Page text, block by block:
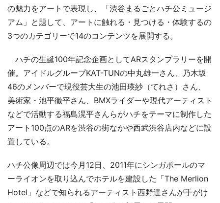
の魅力をアートで表現し、「渋谷まるごとハチ公ミュージ
アム」と題して、アートに触れる・見つける・体験するの
3つのカテゴリーで14のコンテンツを展開する。
ハチの生誕100年記念企画としてARスタンプラリーを開
催。アイドルグループKAT-TUNの中丸雄一さん、乃木坂
46のメンバーで現役芸大生の池田瑛紗（てれさ）さん、
美術家・池平徹平さん、BMXライダーや現代アーティスト
などで活動する福島滉平さんらがハチをテーマに制作した
アート100点のARを渋谷の街なかや西武渋谷店内などに設
置している。
ハチ公像周辺では今月12日、2011年にシンガポールのマ
ーライオンを取り込んでホテルを建設した「The Merlion
Hotel」などで知られるアーティスト西野達さんが手がけ